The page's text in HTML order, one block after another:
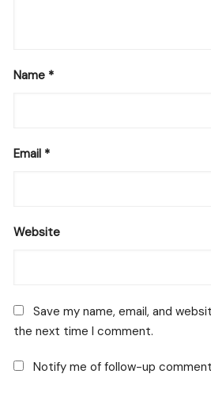
Name *
Email *
Website
Save my name, email, and
the next time I comment.
Notify me of follow-up